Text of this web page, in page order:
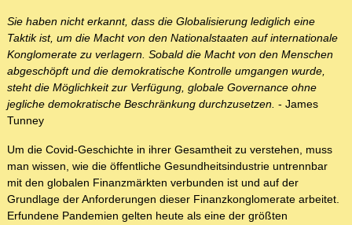
Sie haben nicht erkannt, dass die Globalisierung lediglich eine
Taktik ist, um die Macht von den Nationalstaaten auf internationale
Konglomerate zu verlagern. Sobald die Macht von den Menschen
abgeschöpft und die demokratische Kontrolle umgangen wurde,
steht die Möglichkeit zur Verfügung, globale Governance ohne
jegliche demokratische Beschränkung durchzusetzen. - James
Tunney
Um die Covid-Geschichte in ihrer Gesamtheit zu verstehen, muss
man wissen, wie die öffentliche Gesundheitsindustrie untrennbar
mit den globalen Finanzmärkten verbunden ist und auf der
Grundlage der Anforderungen dieser Finanzkonglomerate arbeitet.
Erfundene Pandemien gelten heute als eine der größten